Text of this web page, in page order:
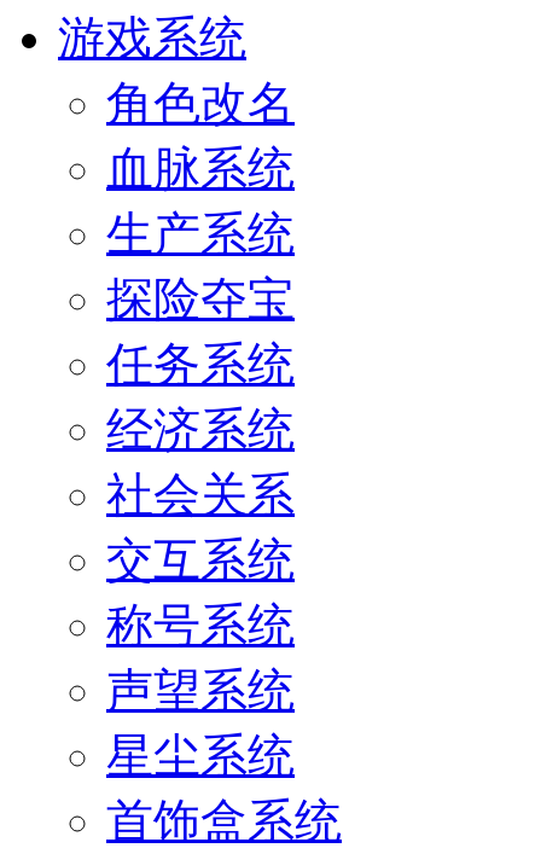
游戏系统
角色改名
血脉系统
生产系统
探险夺宝
任务系统
经济系统
社会关系
交互系统
称号系统
声望系统
星尘系统
首饰盒系统